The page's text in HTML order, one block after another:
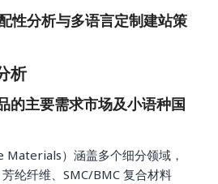
性分析与多语言定制建站策
析
的主要需求市场及小语种国
）涵盖多个细分领域，
纶纤维、SMC/BMC 复合材料